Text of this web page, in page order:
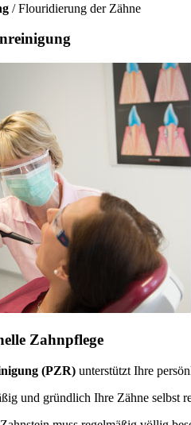
/ Flouridierung der Zähne
Zahnpflege
(PZR) unterstützt Ihre
und gründlich Ihre Zähne selbst